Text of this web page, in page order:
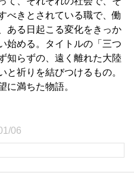
べきとされている職で、働
ある日起こる変化をきっか
始める。タイトルの「三つ
知らずの、遠く離れた大陸
と祈りを結びつけるもの。
に満ちた物語。
06